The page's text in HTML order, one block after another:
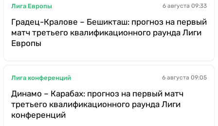
Лига Европы 6 августа 09:33
Градец-Кралове – Бешикташ: прогноз на первый
матч третьего квалификационного раунда Лиги
Европы
Лига конференций 6 августа 09:05
Динамо – Карабах: прогноз на первый матч
третьего квалификационного раунда Лиги
конференций